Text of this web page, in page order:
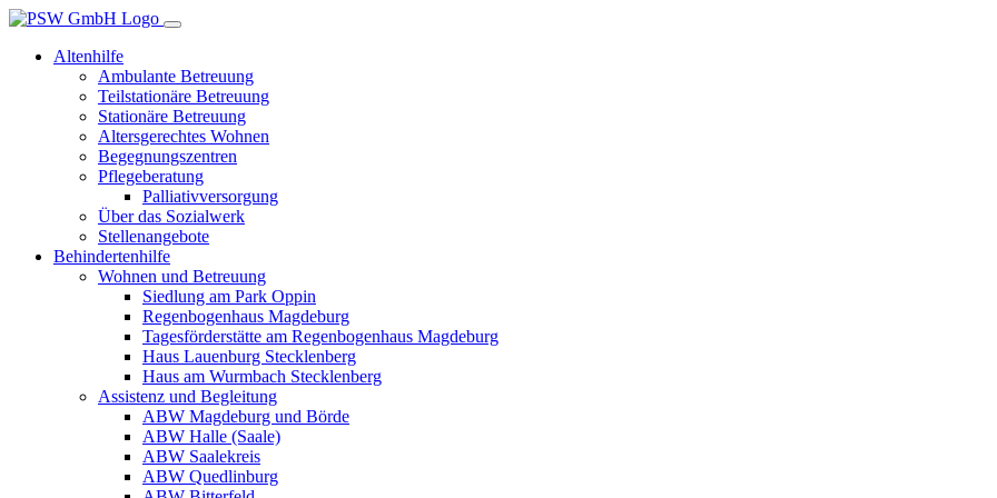
Altenhilfe
Ambulante Betreuung
Teilstationäre Betreuung
Stationäre Betreuung
Altersgerechtes Wohnen
Begegnungszentren
Pflegeberatung
Palliativversorgung
Über das Sozialwerk
Stellenangebote
Behindertenhilfe
Wohnen und Betreuung
Siedlung am Park Oppin
Regenbogenhaus Magdeburg
Tagesförderstätte am Regenbogenhaus Magdeburg
Haus Lauenburg Stecklenberg
Haus am Wurmbach Stecklenberg
Assistenz und Begleitung
ABW Magdeburg und Börde
ABW Halle (Saale)
ABW Saalekreis
ABW Quedlinburg